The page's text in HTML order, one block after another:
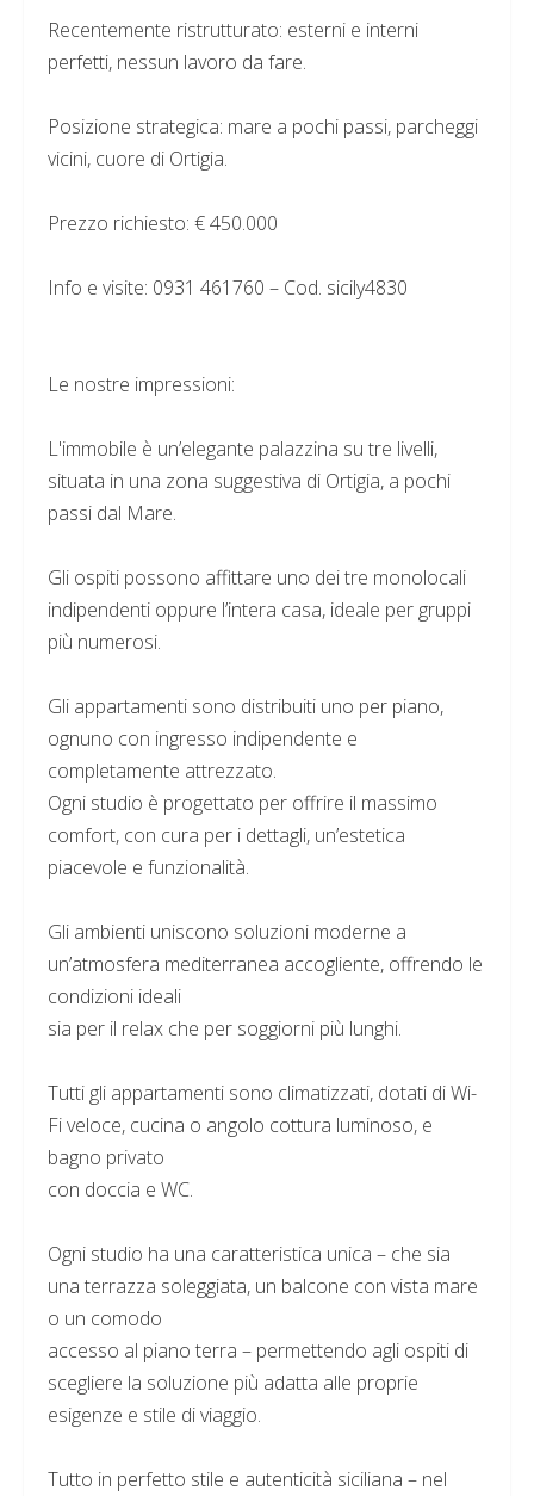
Recentemente ristrutturato: esterni e interni
perfetti, nessun lavoro da fare.
Posizione strategica: mare a pochi passi, parcheggi
vicini, cuore di Ortigia.
Prezzo richiesto: € 450.000
Info e visite: 0931 461760 – Cod. sicily4830
Le nostre impressioni:
L'immobile è un’elegante palazzina su tre livelli,
situata in una zona suggestiva di Ortigia, a pochi
passi dal Mare.
Gli ospiti possono affittare uno dei tre monolocali
indipendenti oppure l’intera casa, ideale per gruppi
più numerosi.
Gli appartamenti sono distribuiti uno per piano,
ognuno con ingresso indipendente e
completamente attrezzato.
Ogni studio è progettato per offrire il massimo
comfort, con cura per i dettagli, un’estetica
piacevole e funzionalità.
Gli ambienti uniscono soluzioni moderne a
un’atmosfera mediterranea accogliente, offrendo le
condizioni ideali
sia per il relax che per soggiorni più lunghi.
Tutti gli appartamenti sono climatizzati, dotati di Wi-
Fi veloce, cucina o angolo cottura luminoso, e
bagno privato
con doccia e WC.
Ogni studio ha una caratteristica unica – che sia
una terrazza soleggiata, un balcone con vista mare
o un comodo
accesso al piano terra – permettendo agli ospiti di
scegliere la soluzione più adatta alle proprie
esigenze e stile di viaggio.
Tutto in perfetto stile e autenticità siciliana – nel